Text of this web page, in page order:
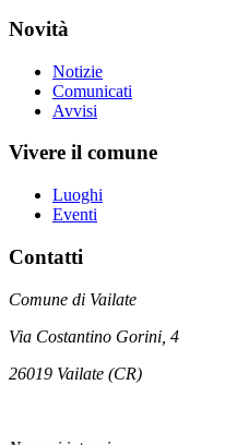
Novità
Notizie
Comunicati
Avvisi
Vivere il comune
Luoghi
Eventi
Contatti
Comune di Vailate
Via Costantino Gorini, 4
26019 Vailate (CR)